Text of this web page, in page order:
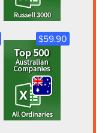
$59.90